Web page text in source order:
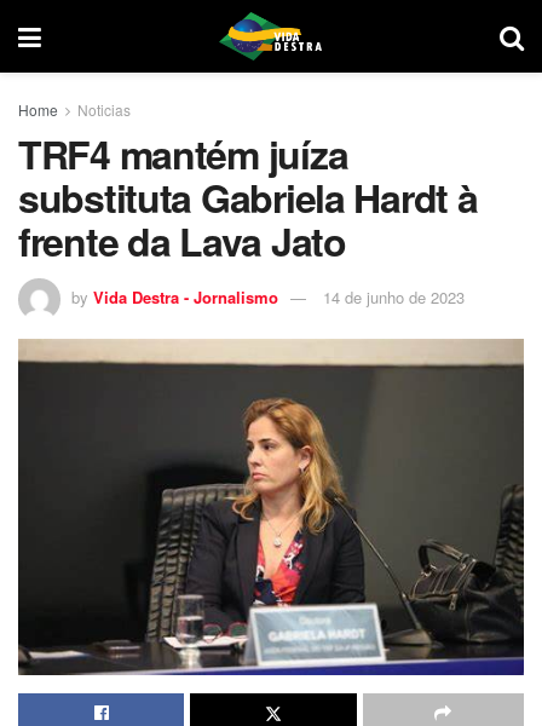
Home Noticias
TRF4 mantém juíza
substituta Gabriela Hardt à
frente da Lava Jato
by Vida Destra - Jornalismo 14 de junho de 2023